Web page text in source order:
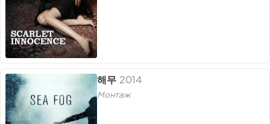
해무 2014
Монтаж